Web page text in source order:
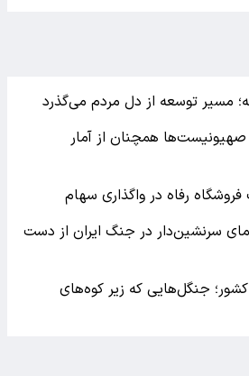
مسیر توسعه از دل مردم می‌گذرد
همچنان از آمار
رفاه در واگذاری سهام
7 هواپیمای سرنشین‌دار در جنگ ایران از دست
جنگل‌هایی که زیر کوه‌های